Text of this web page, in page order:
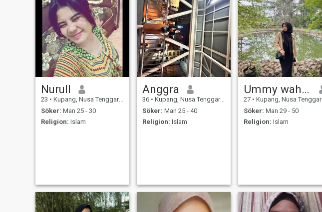
Nurull
23 • Kupang, Nusa Tenggara Timur, Indonesien
Söker: Man 25 - 30
Religion: Islam
Anggra
36 • Kupang, Nusa Tenggara Timur, Indonesien
Söker: Man 25 - 40
Religion: Islam
Ummy wahyu ningsih
27 • Kupang, Nusa Tenggara Timur, Indonesien
Söker: Man 29 - 50
Religion: Islam